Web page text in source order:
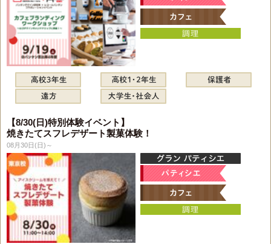
【8/30(日)特別体験イベント】
焼きたてスフレデザート製菓体験！
08月30日(日)～